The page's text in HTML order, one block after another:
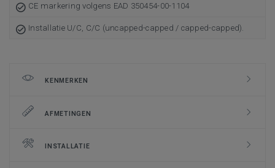
CE markering volgens EAD 350454-00-1104
Installatie U/C, C/C (uncapped-capped / capped-capped).
KENMERKEN
AFMETINGEN
INSTALLATIE